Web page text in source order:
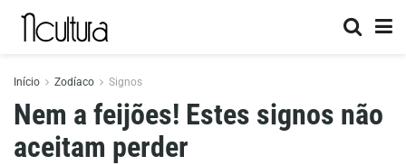
Início Zodíaco Signos
Nem a feijões! Estes signos não
aceitam perder